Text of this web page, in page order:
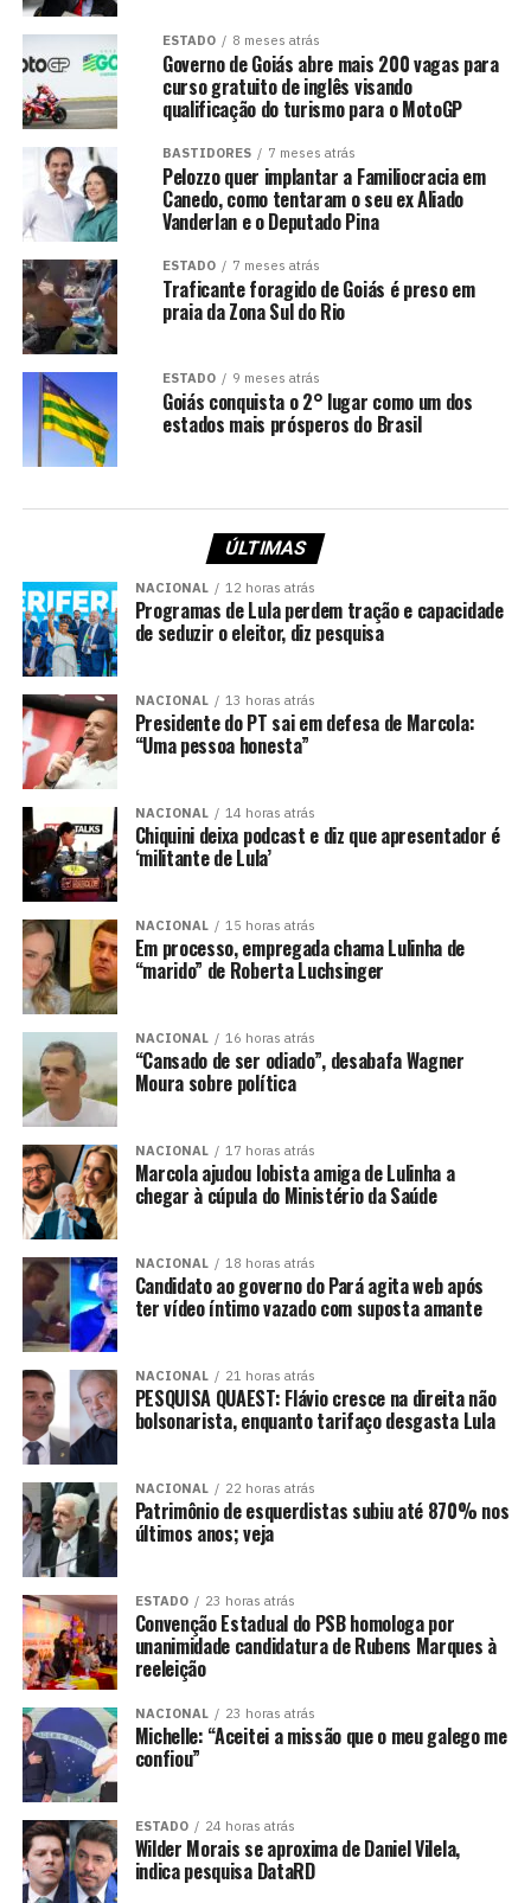
ESTADO 8 meses atrás
Governo de Goiás abre mais 200 vagas para
curso gratuito de inglês visando
qualificação do turismo para o MotoGP
BASTIDORES 7 meses atrás
Pelozzo quer implantar a Familiocracia em
Canedo, como tentaram o seu ex Aliado
Vanderlan e o Deputado Pina
ESTADO 7 meses atrás
Traficante foragido de Goiás é preso em
praia da Zona Sul do Rio
ESTADO 9 meses atrás
Goiás conquista o 2° lugar como um dos
estados mais prósperos do Brasil
ÚLTIMAS
NACIONAL 12 horas atrás
Programas de Lula perdem tração e capacidade
de seduzir o eleitor, diz pesquisa
NACIONAL 13 horas atrás
Presidente do PT sai em defesa de Marcola:
“Uma pessoa honesta”
NACIONAL 14 horas atrás
Chiquini deixa podcast e diz que apresentador é
‘militante de Lula’
NACIONAL 15 horas atrás
Em processo, empregada chama Lulinha de
“marido” de Roberta Luchsinger
NACIONAL 16 horas atrás
“Cansado de ser odiado”, desabafa Wagner
Moura sobre política
NACIONAL 17 horas atrás
Marcola ajudou lobista amiga de Lulinha a
chegar à cúpula do Ministério da Saúde
NACIONAL 18 horas atrás
Candidato ao governo do Pará agita web após
ter vídeo íntimo vazado com suposta amante
NACIONAL 21 horas atrás
PESQUISA QUAEST: Flávio cresce na direita não
bolsonarista, enquanto tarifaço desgasta Lula
NACIONAL 22 horas atrás
Patrimônio de esquerdistas subiu até 870% nos
últimos anos; veja
ESTADO 23 horas atrás
Convenção Estadual do PSB homologa por
unanimidade candidatura de Rubens Marques à
reeleição
NACIONAL 23 horas atrás
Michelle: “Aceitei a missão que o meu galego me
confiou”
ESTADO 24 horas atrás
Wilder Morais se aproxima de Daniel Vilela,
indica pesquisa DataRD